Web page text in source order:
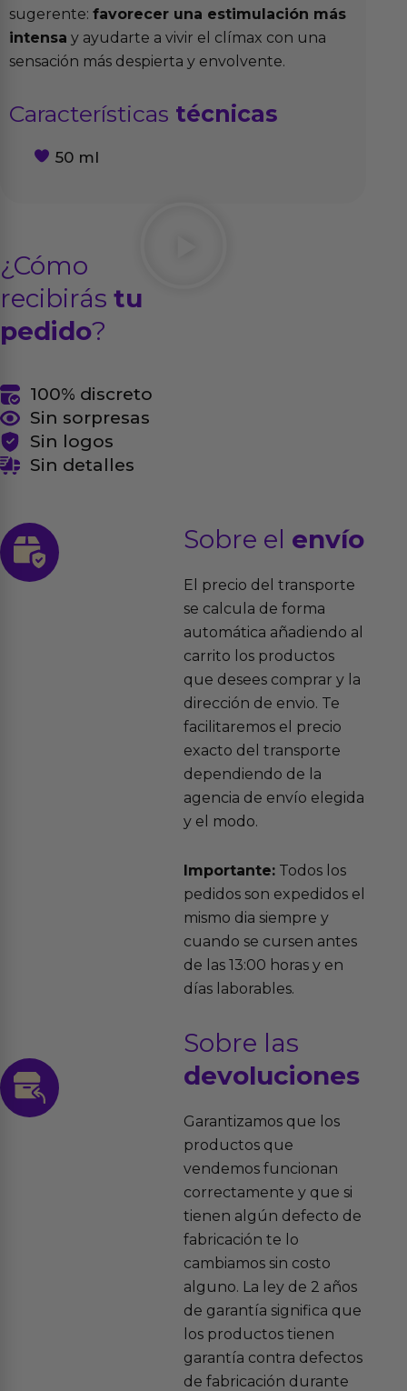
sugerente: favorecer una estimulación más
intensa y ayudarte a vivir el clímax con una
sensación más despierta y envolvente.
Características técnicas
50 ml
¿Cómo
recibirás tu
pedido?
100% discreto
Sin sorpresas
Sin logos
Sin detalles
Sobre el envío
El precio del transporte
se calcula de forma
automática añadiendo al
carrito los productos
que desees comprar y la
dirección de envio. Te
facilitaremos el precio
exacto del transporte
dependiendo de la
agencia de envío elegida
y el modo.
Importante:Todos los
pedidos son expedidos el
mismo dia siempre y
cuando se cursen antes
de las 13:00 horas y en
días laborables.
Sobre las
devoluciones
Garantizamos que los
productos que
vendemos funcionan
correctamente y que si
tienen algún defecto de
fabricación te lo
cambiamos sin costo
alguno. La ley de 2 años
de garantía significa que
los productos tienen
garantía contra defectos
de fabricación durante